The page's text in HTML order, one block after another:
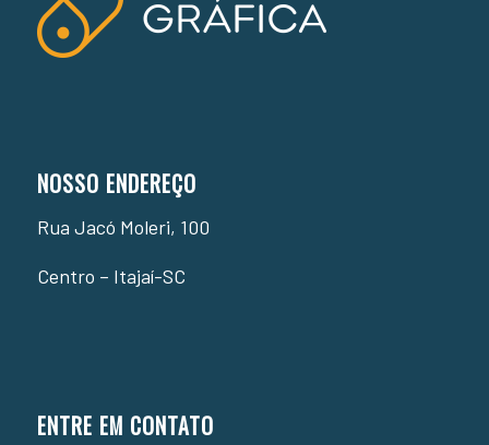
NOSSO ENDEREÇO
Rua Jacó Moleri, 100
Centro – Itajaí-SC
ENTRE EM CONTATO